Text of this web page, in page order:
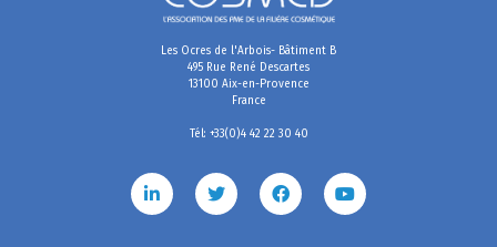
Les Ocres de l'Arbois- Bâtiment B
495 Rue René Descartes
13100 Aix-en-Provence
France
Tél: +33(0)4 42 22 30 40